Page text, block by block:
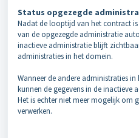
Status opgezegde
Nadat de looptijd van het contract is
van de opgezegde administratie
inactieve administratie blijft
administraties in het domein.
Wanneer de andere administraties
kunnen de gegevens in de inactieve
Het is echter niet meer mogelijk om
verwerken.